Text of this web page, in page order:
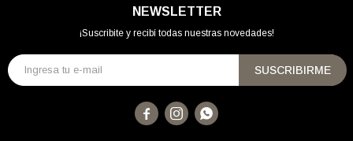
NEWSLETTER
¡Suscribite y recibí todas nuestras novedades!
SUSCRIBIRME
  